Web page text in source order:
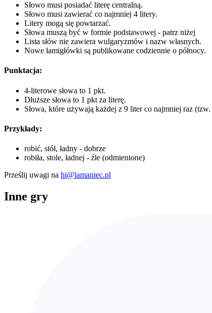
Słowo musi posiadać literę centralną.
Słowo musi zawierać co najmniej 4 litery.
Litery mogą się powtarzać.
Słowa muszą być w formie podstawowej - patrz niżej
Lista słów nie zawiera wulgaryzmów i nazw własnych.
Nowe łamigłówki są publikowane codziennie o północy.
Punktacja:
4-literowe słowa to 1 pkt.
Dłuższe słowa to 1 pkt za literę.
Słowa, które używają każdej z 9 liter co najmniej raz (tzw.
Przykłady:
robić, stół, ładny - dobrze
robiła, stole, ładnej - źle (odmienione)
Prześlij uwagi na hi@lamaniec.pl
Inne gry